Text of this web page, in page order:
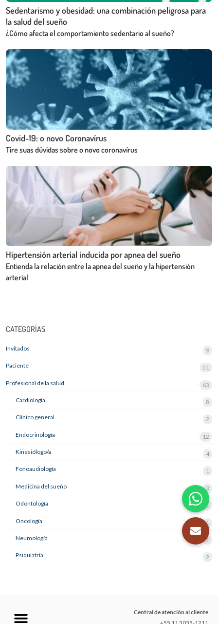
Sedentarismo y obesidad: una combinación peligrosa para
la salud del sueño
¿Cómo afecta el comportamiento sedentario al sueño?
Covid-19: o novo Coronavírus
Tire suas dúvidas sobre o novo coronavírus
Hipertensión arterial inducida por apnea del sueño
Entienda la relación entre la apnea del sueño y la hipertensión
arterial
CATEGORÍAS
Invitados 9
Paciente 51
Profesional de la salud 63
Cardiología 8
Clínico general 2
Endocrinología 12
Kinesiólogo/a 4
Fonoaudiología 1
Medicina del sueño 3
Odontología 21
Oncología 1
Neumología 1
Psiquiatría 2
Central de atención al cliente